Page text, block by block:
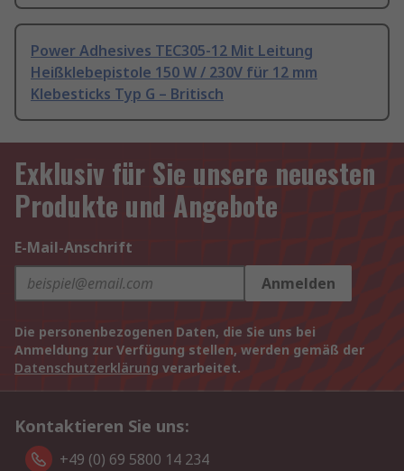
Power Adhesives TEC305-12 Mit Leitung
Heißklebepistole 150 W / 230V für 12 mm
Klebesticks Typ G – Britisch
Exklusiv für Sie unsere neuesten
Produkte und Angebote
E-Mail-Anschrift
Anmelden
Die personenbezogenen Daten, die Sie uns bei
Anmeldung zur Verfügung stellen, werden gemäß der
Datenschutzerklärung verarbeitet.
Kontaktieren Sie uns:
+49 (0) 69 5800 14 234